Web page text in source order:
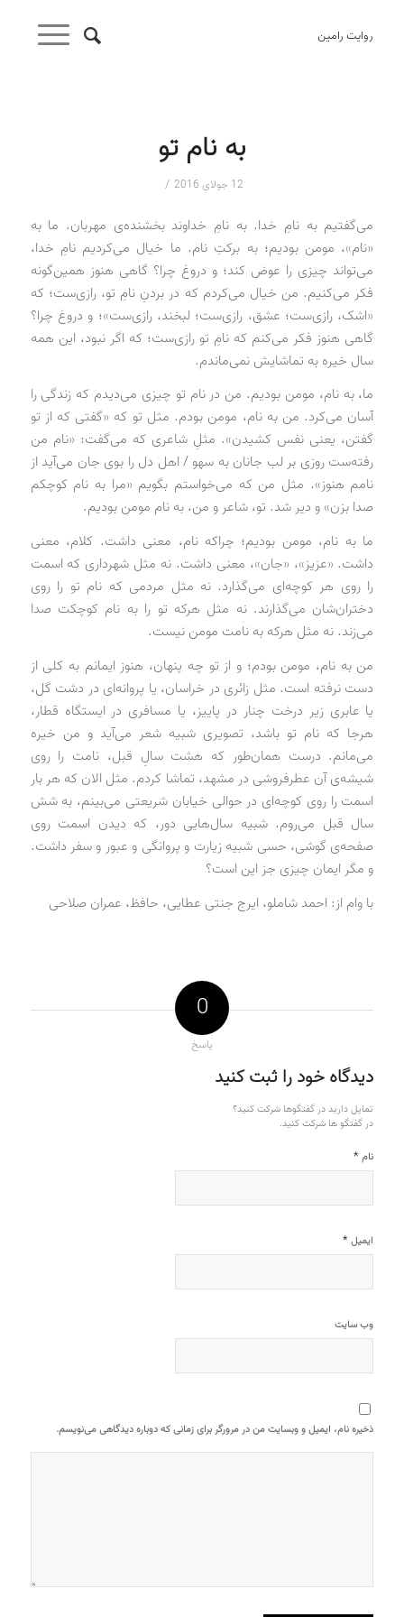
روایت رامین
به نام تو
12 جولای 2016 /
می‌گفتیم به نامِ خدا. به نامِ خداوند بخشنده‌ی مهربان. ما به
«نام»، مومن بودیم؛ به برکتِ نام. ما خیال می‌کردیم نامِ خدا،
می‌تواند چیزی را عوض کند؛ و دروغ چرا؟ گاهی هنوز همین‌گونه
فکر می‌کنیم. من خیال می‌کردم که در بردنِ نامِ تو، رازی‌ست؛ که
«اشک، رازی‌ست؛ عشق، رازی‌ست؛ لبخند، رازی‌ست»؛ و دروغ چرا؟
گاهی هنوز فکر می‌کنم که نامِ تو رازی‌ست؛ که اگر نبود، این همه
سال خیره به تماشایش نمی‌ماندم.
ما، به نام، مومن بودیم. من در نام تو چیزی می‌دیدم که زندگی را
آسان می‌کرد. من به نام، مومن بودم. مثل تو که «گفتی که از تو
گفتن، یعنی نفس کشیدن». مثلِ شاعری که می‌گفت: «نام من
رفته‌ست روزی بر لب جانان به سهو / اهل دل را بوی جان می‌آید از
نامم هنوز». مثل من که می‌خواستم بگویم «مرا به نام کوچکم
صدا بزن» و دیر شد. تو، شاعر و من، به نام مومن بودیم.
ما به نام، مومن بودیم؛ چراکه نام، معنی داشت. کلام، معنی
داشت. «عزیز»، «جان»، معنی داشت. نه مثل شهرداری که اسمت
را روی هر کوچه‌ای می‌گذارد. نه مثل مردمی که نام تو را روی
دختران‌شان می‌گذارند. نه مثل هرکه تو را به نام کوچکت صدا
می‌زند. نه مثل هرکه به نامت مومن نیست.
من به نام، مومن بودم؛ و از تو چه پنهان، هنوز ایمانم به کلی از
دست نرفته است. مثل زائری در خراسان، یا پروانه‌ای در دشت گل،
یا عابری زیر درخت چنار در پاییز، یا مسافری در ایستگاه قطار،
هرجا که نام تو باشد، تصویری شبیه شعر می‌آید و من خیره
می‌مانم. درست همان‌طور که هشت سالِ قبل، نامت را روی
شیشه‌ی آن عطرفروشی در مشهد، تماشا کردم. مثل الان که هر بار
اسمت را روی کوچه‌ای در حوالی خیابان شریعتی می‌بینم، به شش
سال قبل می‌روم. شبیه سال‌هایی دور، که دیدن اسمت روی
صفحه‌ی گوشی، حسی شبیه زیارت و پروانگی و عبور و سفر داشت.
و مگر ایمان چیزی جز این است؟
با وام از: احمد شاملو، ایرج جنتی عطایی، حافظ، عمران صلاحی
0
پاسخ
دیدگاه خود را ثبت کنید
تمایل دارید در گفتگوها شرکت کنید؟
در گفتگو ها شرکت کنید.
نام *
ایمیل *
وب‌ سایت
ذخیره نام، ایمیل و وبسایت من در مرورگر برای زمانی که دوباره دیدگاهی می‌نویسم.